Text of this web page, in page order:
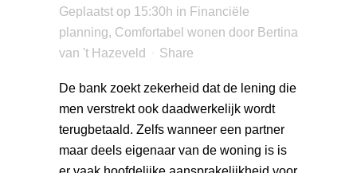
Geplaatst op 15:30h in Financiële
planning, Comfortabel wonen door Bertina
van 't Hazeveld
Share
De bank zoekt zekerheid dat de lening die
men verstrekt ook daadwerkelijk wordt
terugbetaald. Zelfs wanneer een partner
maar deels eigenaar van de woning is is